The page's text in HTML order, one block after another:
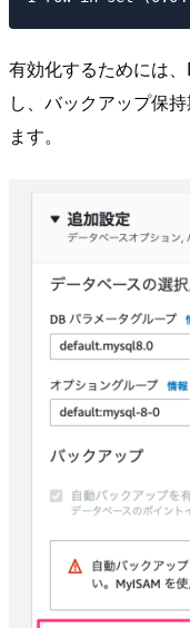
有効化するためには
し、バックアップ保
ます。